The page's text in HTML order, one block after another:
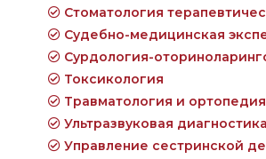
Стоматология
Судебно-медицинская
Сурдология-
Токсикология
Травматология и ортопедия
Ультразвуковая диагностика
Управление сестринской